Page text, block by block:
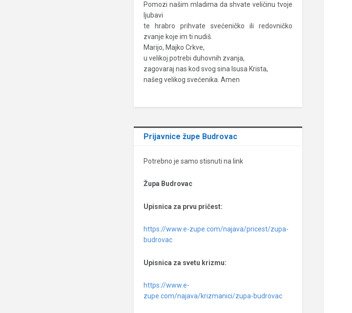
Pomozi našim mladima da shvate veličinu tvoje
ljubavi
te hrabro prihvate svećeničko ili redovničko
zvanje koje im ti nudiš.
Marijo, Majko Crkve,
u velikoj potrebi duhovnih zvanja,
zagovaraj nas kod svog sina Isusa Krista,
našeg velikog svećenika. Amen
Prijavnice župe Budrovac
Potrebno je samo stisnuti na link
Župa Budrovac
Upisnica za prvu pričest:
https://www.e-zupe.com/najava/pricest/zupa-
budrovac
Upisnica za svetu krizmu:
https://www.e-
zupe.com/najava/krizmanici/zupa-budrovac